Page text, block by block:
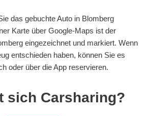
das gebuchte Auto in Blomberg
Karte über Google-Maps ist der
eingezeichnet und markiert. Wenn
entschieden haben, können Sie es
oder über die App reservieren.
sich Carsharing?